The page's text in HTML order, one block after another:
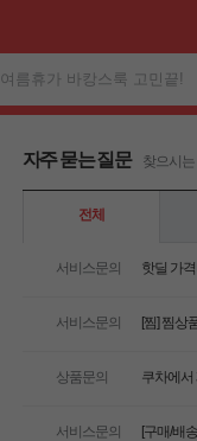
여름휴가 바캉스룩 고민끝!
자주 묻는 질문 찾으시
전체
서비스문의 핫딜 가
서비스문의 [찜] 찜상
상품문의 쿠차에서
서비스문의 [구매/배